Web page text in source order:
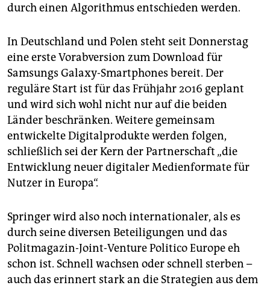
durch einen Algorithmus entschieden werden.
In Deutschland und Polen steht seit Donnerstag
eine erste Vorabversion zum Download für
Samsungs Galaxy-Smartphones bereit. Der
reguläre Start ist für das Frühjahr 2016 geplant
und wird sich wohl nicht nur auf die beiden
Länder beschränken. Weitere gemeinsam
entwickelte Digitalprodukte werden folgen,
schließlich sei der Kern der Partnerschaft „die
Entwicklung neuer digitaler Medienformate für
Nutzer in Europa“.
Springer wird also noch internationaler, als es
durch seine diversen Beteiligungen und das
Politmagazin-Joint-Venture Politico Europe eh
schon ist. Schnell wachsen oder schnell sterben –
auch das erinnert stark an die Strategien aus dem